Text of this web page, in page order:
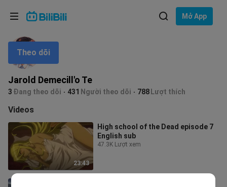
Mở App
Jarold Demecill'o Te
3 Đang theo dõi 431 Người theo dõi 788 Lượt thích
Theo dõi
Videos
23:43
High school of the Dead episode 7
English sub
47.3K Lượt xem
Ngôn ngữ: Tiếng Việt
Lựa chọn ngôn ngữ
English
ภาษาไทย
Tiếng Việt
Bahasa Melayu